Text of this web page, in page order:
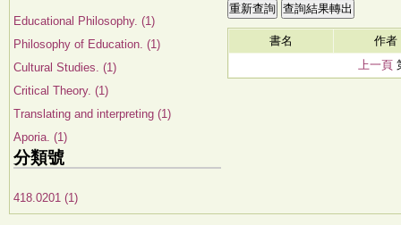
Educational Philosophy. (1)
Philosophy of Education. (1)
Cultural Studies. (1)
Critical Theory. (1)
Translating and interpreting (1)
Aporia. (1)
分類號
418.0201 (1)
書名
作者
上一頁